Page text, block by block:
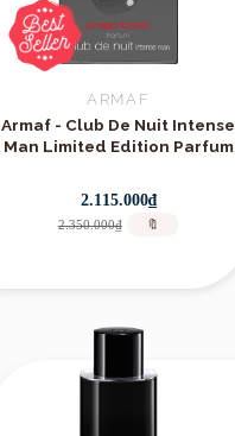
ARMAF
Armaf - Club De Nuit Intense
Man Limited Edition Parfum
2.115.000₫
2.350.000₫ 🔖